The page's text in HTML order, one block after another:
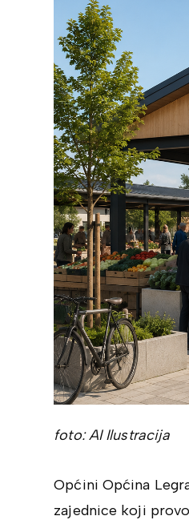
foto: AI Ilustracija
Općini Općina
zajednice koji